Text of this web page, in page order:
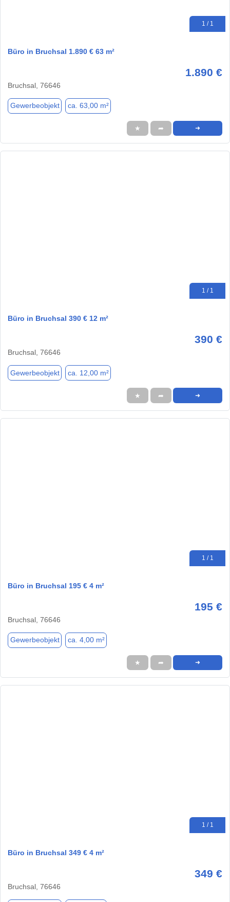
1 / 1
Büro in Bruchsal 1.890 € 63 m²
1.890 €
Bruchsal, 76646
Gewerbeobjekt ca. 63,00 m²
★ ➦ ➜
1 / 1
Büro in Bruchsal 390 € 12 m²
390 €
Bruchsal, 76646
Gewerbeobjekt ca. 12,00 m²
★ ➦ ➜
1 / 1
Büro in Bruchsal 195 € 4 m²
195 €
Bruchsal, 76646
Gewerbeobjekt ca. 4,00 m²
★ ➦ ➜
1 / 1
Büro in Bruchsal 349 € 4 m²
349 €
Bruchsal, 76646